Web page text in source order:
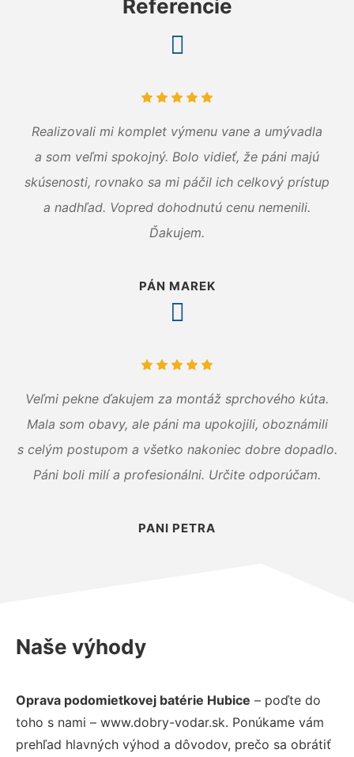
Referencie
Realizovali mi komplet výmenu vane a umývadla
a som veľmi spokojný. Bolo vidieť, že páni majú
skúsenosti, rovnako sa mi páčil ich celkový prístup
a nadhľad. Vopred dohodnutú cenu nemenili.
Ďakujem.
PÁN MAREK
Veľmi pekne ďakujem za montáž sprchového kúta.
Mala som obavy, ale páni ma upokojili, oboznámili
s celým postupom a všetko nakoniec dobre dopadlo.
Páni boli milí a profesionálni. Určite odporúčam.
PANI PETRA
Naše výhody
Oprava podomietkovej batérie Hubice – poďte do
toho s nami – www.dobry-vodar.sk. Ponúkame vám
prehľad hlavných výhod a dôvodov, prečo sa obrátiť